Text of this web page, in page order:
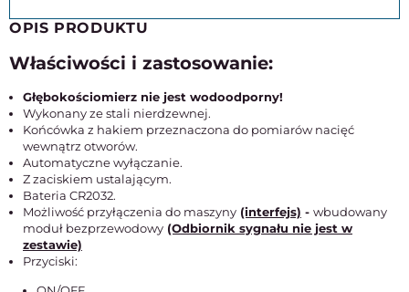
OPIS PRODUKTU
Właściwości i zastosowanie:
Głębokościomierz nie jest wodoodporny!
Wykonany ze stali nierdzewnej.
Końcówka z hakiem przeznaczona do pomiarów nacięć
wewnątrz otworów.
Automatyczne wyłączanie.
Z zaciskiem ustalającym.
Bateria CR2032.
Możliwość przyłączenia do maszyny (interfejs) - wbudowany
moduł bezprzewodowy (Odbiornik sygnału nie jest w
zestawie)
Przyciski: